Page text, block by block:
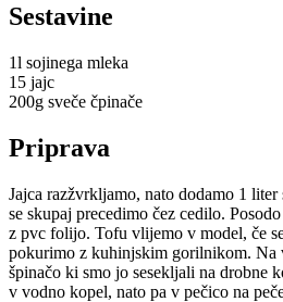
Sestavine
1l sojinega mleka
15 jajc
200g sveče čpinače
Priprava
Jajca razžvrkljamo, nato dodamo 1
se skupaj precedimo čez cedilo.
z pvc folijo. Tofu vlijemo v model, če
pokurimo z kuhinjskim gorilnikom. Na
špinačo ki smo jo sesekljali na drobne
v vodno kopel, nato pa v pečico na